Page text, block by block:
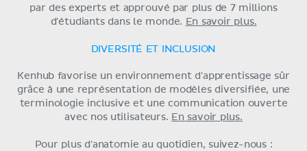
par des experts et approuvé par plus de 7 millions
d'étudiants dans le monde. En savoir plus.
DIVERSITÉ ET INCLUSION
Kenhub favorise un environnement d'apprentissage sûr
grâce à une représentation de modèles diversifiée, une
terminologie inclusive et une communication ouverte
avec nos utilisateurs. En savoir plus.
Pour plus d'anatomie au quotidien, suivez-nous :